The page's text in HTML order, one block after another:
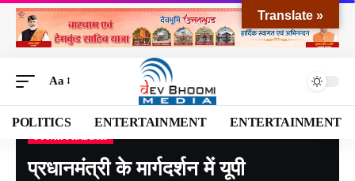
Aa
POLITICS ENTERTAINMENT ENTERTAINMENT
Devbhoomi Media>Blog> NATIONAL>Uttar Pradesh>
प्रधानमंत्री के मार्गदर्शन में यूपी
Translate »